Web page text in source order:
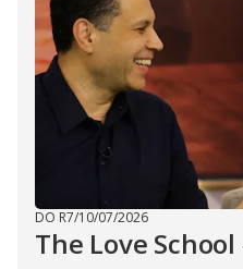
DO R7/10/07/2026
The Love